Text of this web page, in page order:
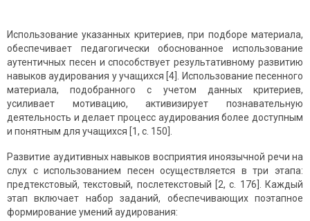
Использование указанных критериев, при подборе материала,
обеспечивает педагогически обоснованное использование
аутентичных песен и способствует результативному развитию
навыков аудирования у учащихся [4]. Использование песенного
материала, подобранного с учетом данных критериев,
усиливает мотивацию, активизирует познавательную
деятельность и делает процесс аудирования более доступным
и понятным для учащихся [1, с. 150].
Развитие аудитивных навыков восприятия иноязычной речи на
слух с использованием песен осуществляется в три этапа:
предтекстовый, текстовый, послетекстовый [2, с. 176]. Каждый
этап включает набор заданий, обеспечивающих поэтапное
формирование умений аудирования: